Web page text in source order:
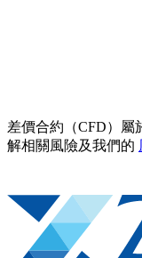
差價合約（CFD）屬
解相關風險及我們的